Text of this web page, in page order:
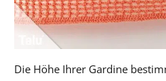
Die Höhe Ihrer Gardine